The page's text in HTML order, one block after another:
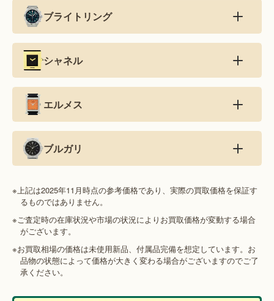
ブライトリング
シャネル
エルメス
ブルガリ
※上記は2025年11月時点の参考価格であり、実際の買取価格を保証す
るものではありません。
※ご査定時の在庫状況や市場の状況によりお買取価格が変動する場合
がございます。
※お買取相場の価格は未使用新品、付属品完備を想定しています。お
品物の状態によって価格が大きく変わる場合がございますのでご了
承ください。